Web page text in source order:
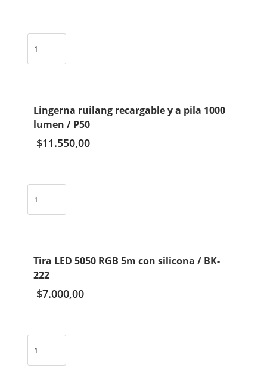
infantil
para
Lingerna ruilang recargable y a pila 1000
lumen / P50
$11.550,00
ruilang
recargable
lumen
Tira LED 5050 RGB 5m con silicona / BK-
222
$7.000,00
5050